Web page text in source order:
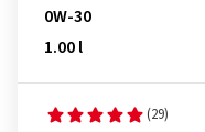
0W-30
1.00 l
(29)